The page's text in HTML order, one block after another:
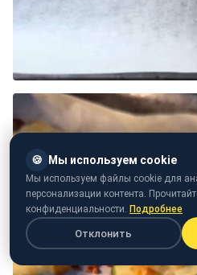
🍪 Мы используем cookie
Мы используем файлы cookie для
персонализации контента.
конфиденциальности. Подробнее
Отклонить